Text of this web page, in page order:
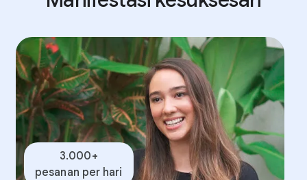
3.000+
pesanan per hari